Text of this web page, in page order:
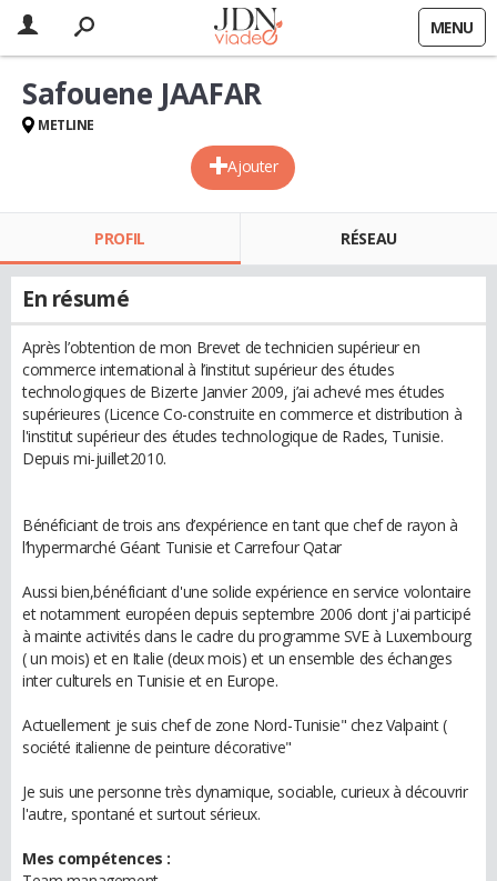
MENU
Ajouter
Safouene JAAFAR
METLINE
PROFIL RÉSEAU
En résumé
Après l’obtention de mon Brevet de technicien supérieur en
commerce international à l’institut supérieur des études
technologiques de Bizerte Janvier 2009, j’ai achevé mes études
supérieures (Licence Co-construite en commerce et distribution à
l'institut supérieur des études technologique de Rades, Tunisie.
Depuis mi-juillet2010.
Bénéficiant de trois ans d’expérience en tant que chef de rayon à
l’hypermarché Géant Tunisie et Carrefour Qatar
Aussi bien,bénéficiant d'une solide expérience en service volontaire
et notamment européen depuis septembre 2006 dont j'ai participé
à mainte activités dans le cadre du programme SVE à Luxembourg
( un mois) et en Italie (deux mois) et un ensemble des échanges
inter culturels en Tunisie et en Europe.
Actuellement je suis chef de zone Nord-Tunisie" chez Valpaint (
société italienne de peinture décorative"
Je suis une personne très dynamique, sociable, curieux à découvrir
l'autre, spontané et surtout sérieux.
Mes compétences :